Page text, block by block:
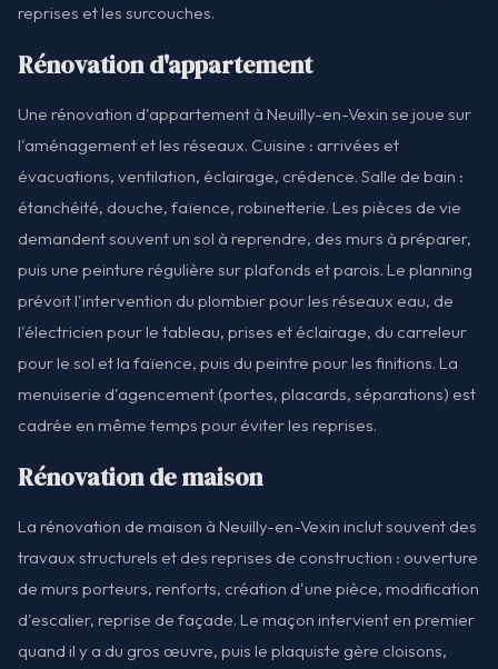
reprises et les surcouches.
Rénovation d'appartement
Une rénovation d'appartement à Neuilly-en-Vexin se joue sur
l'aménagement et les réseaux. Cuisine : arrivées et
évacuations, ventilation, éclairage, crédence. Salle de bain :
étanchéité, douche, faïence, robinetterie. Les pièces de vie
demandent souvent un sol à reprendre, des murs à préparer,
puis une peinture régulière sur plafonds et parois. Le planning
prévoit l'intervention du plombier pour les réseaux eau, de
l'électricien pour le tableau, prises et éclairage, du carreleur
pour le sol et la faïence, puis du peintre pour les finitions. La
menuiserie d'agencement (portes, placards, séparations) est
cadrée en même temps pour éviter les reprises.
Rénovation de maison
La rénovation de maison à Neuilly-en-Vexin inclut souvent des
travaux structurels et des reprises de construction : ouverture
de murs porteurs, renforts, création d'une pièce, modification
d'escalier, reprise de façade. Le maçon intervient en premier
quand il y a du gros œuvre, puis le plaquiste gère cloisons,